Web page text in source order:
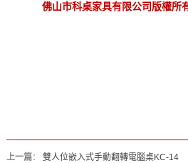
佛山市科桌家具有限公司版權所
上一篇： 雙人位嵌入式手動翻轉電腦桌KC-14